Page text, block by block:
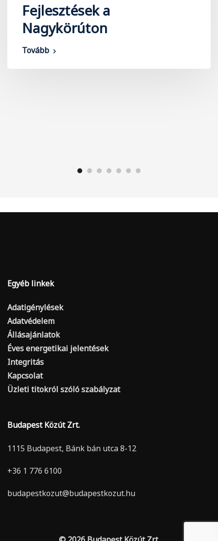
Fejlesztések a
Nagykörúton
Tovább
Egyéb linkek
Adatigénylések
Adatvédelem
Állásajánlatok
Éves energetikai jelentések
Integritás
Kapcsolat
Üzleti titokról szóló szabályzat
Budapest Közút Zrt.
1115 Budapest, Bánk bán utca 8-12
+36 1 776 6100
budapestkozut@budapestkozut.hu